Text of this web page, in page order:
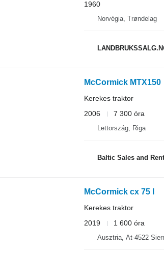
1960
Norvégia, Trøndelag
McCormick MTX150
Kerekes traktor
2006
7 300 óra
Lettország, Riga
Baltic Sales and
McCormick cx 75 l
Kerekes traktor
2019
1 600 óra
Ausztria, At-4522